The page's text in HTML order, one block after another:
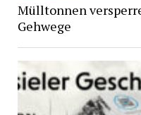
Mülltonnen
Gehwege